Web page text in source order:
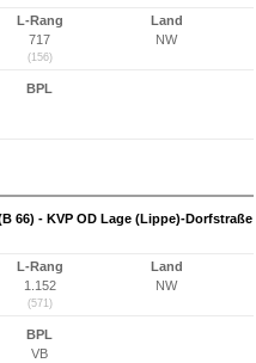
L-Rang
717
(156)
Land
NW
BPL
66) - KVP OD Lage (Lippe)-Dorfstraße
L-Rang
1.152
(571)
Land
NW
BPL
VB